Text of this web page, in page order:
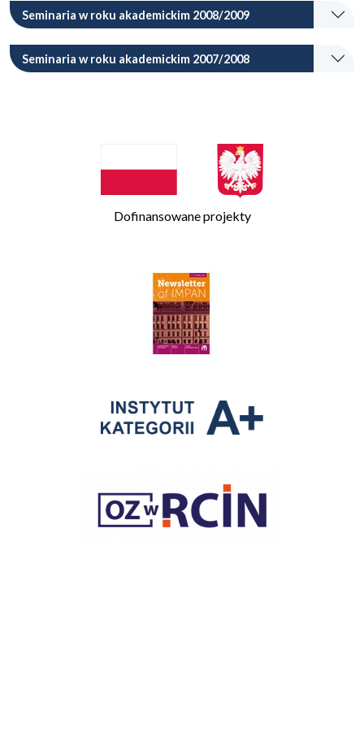
Seminaria w roku akademickim 2008/2009
Seminaria w roku akademickim 2007/2008
Dofinansowane projekty